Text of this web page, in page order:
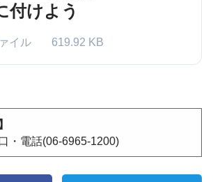
付けよう
イル 619.92 KB
・電話(06-6965-1200)